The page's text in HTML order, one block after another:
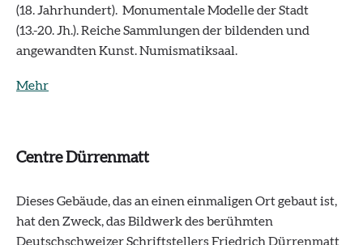
(18. Jahrhundert). Monumentale Modelle der Stadt
(13.-20. Jh.). Reiche Sammlungen der bildenden und
angewandten Kunst. Numismatiksaal.
Mehr
Centre Dürrenmatt
Dieses Gebäude, das an einen einmaligen Ort gebaut ist,
hat den Zweck, das Bildwerk des berühmten
Deutschschweizer Schriftstellers Friedrich Dürrenmatt